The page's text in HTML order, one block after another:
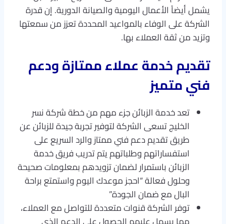
يشمل أيضاً الأعمال اليومية والصيانة الدورية. إن قدرة
الشركة على الوفاء بالمواعيد المحددة تعزز من سمعتها
وتزيد من ثقة العملاء بها.
تقديم خدمة عملاء ممتازة ودعم
فني متميز
تعد خدمة الزبائن جزء مهم من خطة شركة نسر
الخليج تسعى الشركة لتوفير تجربة جيدة للزبائن عن
طريق تقديم دعم فني ممتاز والرد السريع على
استفساراتهم وطلباتهم يتم تدريب فريق خدمة
الزبائن باستمرار لضمان تزويدهم بمعلومات صحيحة
وحلول فعالة “احجز موعدك اليوم واستمتع براحة
البال مع ضمان الجودة”
توفر الشركة قنوات متعددة للتواصل مع العملاء،